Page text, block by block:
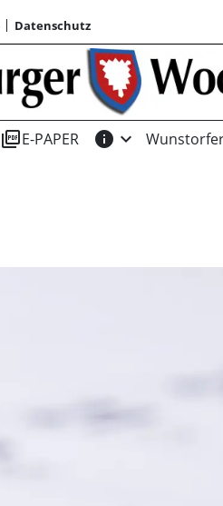
Datenschutz
picture_as_pdfE-PAPER info expand_more